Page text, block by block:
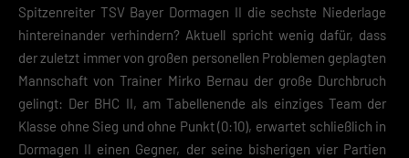
Spitzenreiter TSV Bayer Dormagen II die sechste Niederlage
hintereinander verhindern? Aktuell spricht wenig dafür, dass
der zuletzt immer von großen personellen Problemen geplagten
Mannschaft von Trainer Mirko Bernau der große Durchbruch
gelingt: Der BHC II, am Tabellenende als einziges Team der
Klasse ohne Sieg und ohne Punkt (0:10), erwartet schließlich in
Dormagen II einen Gegner, der seine bisherigen vier Partien